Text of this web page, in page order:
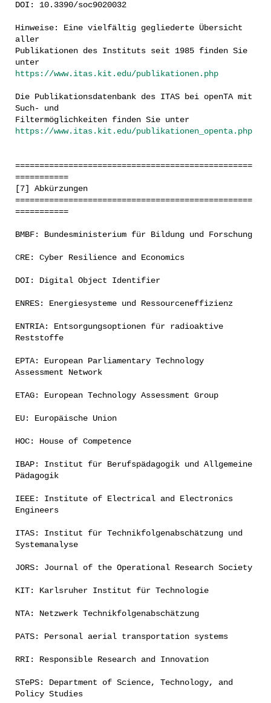
DOI: 10.3390/soc9020032
Hinweise: Eine vielfältig gegliederte Übersicht
aller
Publikationen des Instituts seit 1985 finden Sie
unter
https://www.itas.kit.edu/publikationen.php
Die Publikationsdatenbank des ITAS bei openTA mit
Such- und
Filtermöglichkeiten finden Sie unter
https://www.itas.kit.edu/publikationen_openta.php
=================================================
===========
[7] Abkürzungen
=================================================
===========
BMBF: Bundesministerium für Bildung und Forschung
CRE: Cyber Resilience and Economics
DOI: Digital Object Identifier
ENRES: Energiesysteme und Ressourceneffizienz
ENTRIA: Entsorgungsoptionen für radioaktive
Reststoffe
EPTA: European Parliamentary Technology
Assessment Network
ETAG: European Technology Assessment Group
EU: Europäische Union
HOC: House of Competence
IBAP: Institut für Berufspädagogik und Allgemeine
Pädagogik
IEEE: Institute of Electrical and Electronics
Engineers
ITAS: Institut für Technikfolgenabschätzung und
Systemanalyse
JORS: Journal of the Operational Research Society
KIT: Karlsruher Institut für Technologie
NTA: Netzwerk Technikfolgenabschätzung
PATS: Personal aerial transportation systems
RRI: Responsible Research and Innovation
STePS: Department of Science, Technology, and
Policy Studies